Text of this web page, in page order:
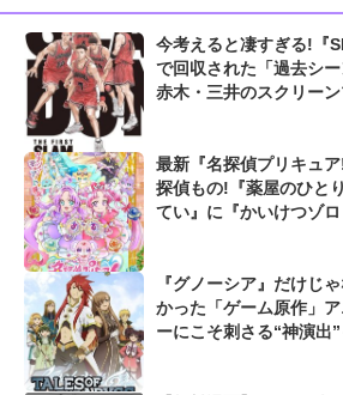
今考えると凄すぎる!『
で回収された「過去シ
赤木・三井のスクリー
最新『名探偵プリキュ
探偵もの!『薬屋のひと
てい』に『かいけつゾ
『グノーシア』だけじ
かった「ゲーム原作」
ーにこそ刺さる“神演出